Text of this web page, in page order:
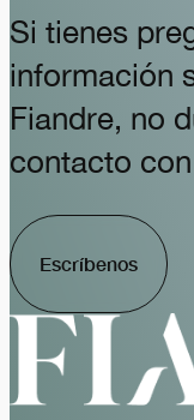
Si tienes
información
Fiandre, no
contacto
Escríbenos